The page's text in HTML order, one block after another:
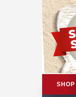
SHOP